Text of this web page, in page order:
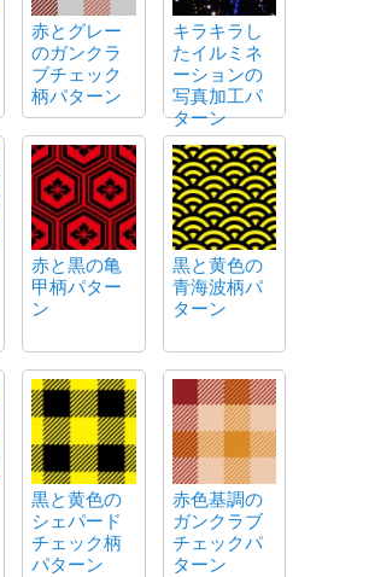
赤とグレー
のガンクラ
ブチェック
柄パターン
キラキラし
たイルミネ
ーションの
写真加工パ
ターン
赤と黒の亀
甲柄パター
ン
黒と黄色の
青海波柄パ
ターン
黒と黄色の
シェパード
チェック柄
パターン
赤色基調の
ガンクラブ
チェックパ
ターン